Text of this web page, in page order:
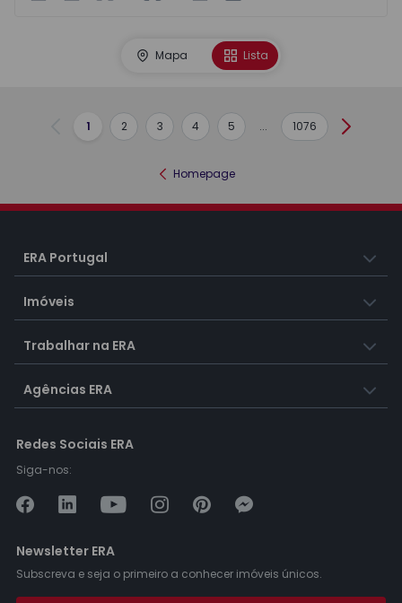
Mapa Lista
Anterior
1 2 3 4 5 ... 1076
Homepage
ERA Portugal
Imóveis
Trabalhar na ERA
Agências ERA
Redes Sociais ERA
Siga-nos:
Newsletter ERA
Subscreva e seja o primeiro a conhecer imóveis únicos.